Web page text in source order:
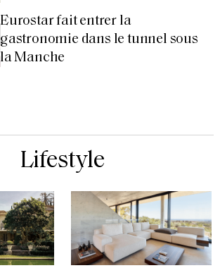
Eurostar fait entrer la
gastronomie dans le tunnel sous
la Manche
Lifestyle